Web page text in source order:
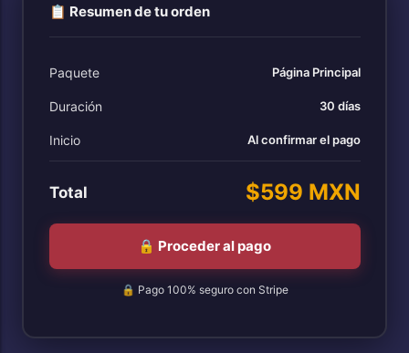
📋 Resumen de tu orden
Paquete Página Principal
Duración 30 días
Inicio Al confirmar el pago
Total $599 MXN
🔒 Proceder al pago
🔒 Pago 100% seguro con Stripe